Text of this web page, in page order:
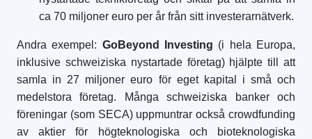
ca 70 miljoner euro per år från sitt investerarnätverk.
Andra exempel: GoBeyond Investing (i hela Europa,
inklusive schweiziska nystartade företag) hjälpte till att
samla in 27 miljoner euro för eget kapital i små och
medelstora företag. Många schweiziska banker och
föreningar (som SECA) uppmuntrar också crowdfunding
av aktier för högteknologiska och bioteknologiska